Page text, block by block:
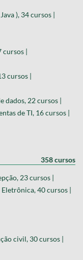
), 34 cursos |
|
cursos |
dados, 22 cursos |
de TI, 16 cursos |
358 cursos
23 cursos |
Eletrônica, 40 cursos |
civil, 30 cursos |